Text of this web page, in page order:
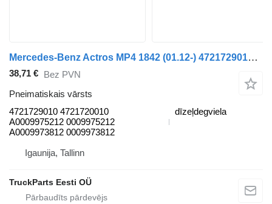
Mercedes-Benz Actros MP4 1842 (01.12-) 4721729010 pneimatiskais vārsts paredzēts Mercedes-Benz Actros MP4 Antos Arocs (2012-) vilcēja
38,71 € Bez PVN
Pneimatiskais vārsts
4721729010 4721720010
A0009975212 0009975212
A0009973812 0009973812
dīzeļdegviela
Igaunija, Tallinn
TruckParts Eesti OÜ